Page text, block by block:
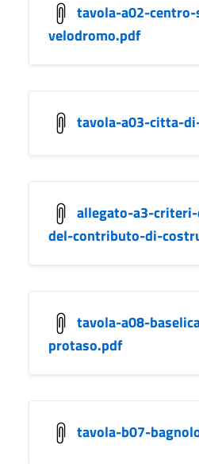
tavola-a02-
velodromo.pdf
tavola-a03-citta-
allegato-a3-
del-contributo-di-
tavola-a08-
protaso.pdf
tavola-b07-